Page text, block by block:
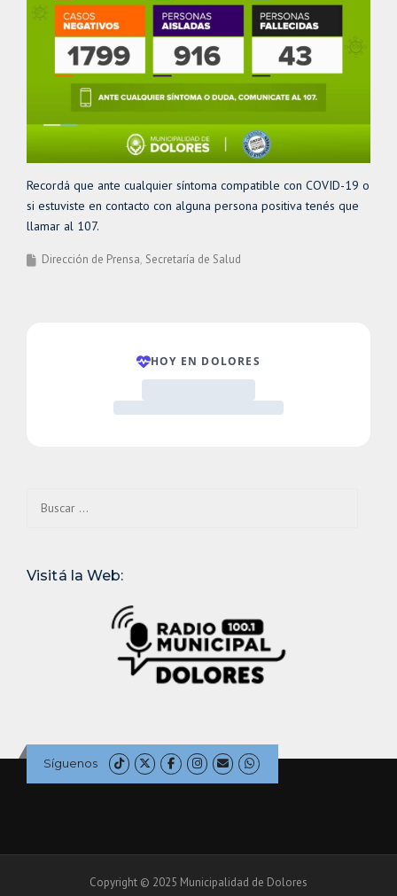
Recordá que ante cualquier síntoma compatible con COVID-19 o
si estuviste en contacto con alguna persona positiva tenés que
llamar al 107.
Dirección de Prensa Secretaría de Salud
Visitá la Web:
Síguenos
Copyright © 2025 Municipalidad de Dolores